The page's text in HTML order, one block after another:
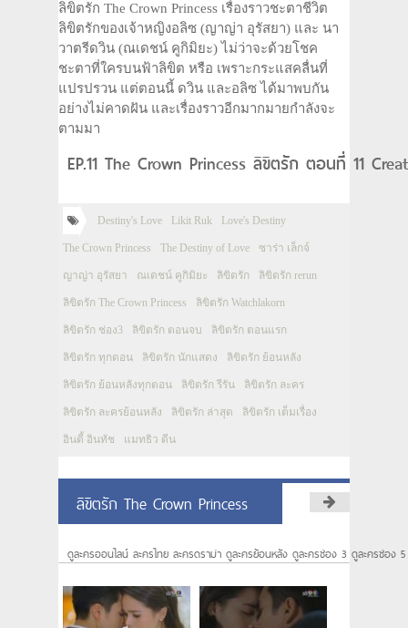
ลิขิตรัก The Crown Princess เรื่องราวชะตาชีวิต
ลิขิตรักของเจ้าหญิงอลิซ (ญาญ่า อุรัสยา) และ นา
วาตรีดวิน (ณเดชน์ คูกิมิยะ) ไม่ว่าจะด้วยโชค
ชะตาที่ใครบนฟ้าลิขิต หรือ เพราะกระแสคลื่นที่
แปรปรวน แต่ตอนนี้ ดวิน และอลิซ ได้มาพบกัน
อย่างไม่คาดฝัน และเรื่องราวอีกมากมายกำลังจะ
ตามมา
EP.11 The Crown Princess ลิขิตรัก ตอนที่ 11
Destiny's Love Likit Ruk Love's Destiny
The Crown Princess The Destiny of Love ซาร่า เล็กจ์
ญาญ่า อุรัสยา ณเดชน์ คูกิมิยะ ลิขิตรัก ลิขิตรัก rerun
ลิขิตรัก The Crown Princess ลิขิตรัก Watchlakorn
ลิขิตรัก ช่อง3 ลิขิตรัก ตอนจบ ลิขิตรัก ตอนแรก
ลิขิตรัก ทุกตอน ลิขิตรัก นักแสดง ลิขิตรัก ย้อนหลัง
ลิขิตรัก ย้อนหลังทุกตอน ลิขิตรัก รีรัน ลิขิตรัก ละคร
ลิขิตรัก ละครย้อนหลัง ลิขิตรัก ล่าสุด ลิขิตรัก เต็มเรื่อง
อินดี้ อินทัช แมทธิว ดีน
ลิขิตรัก The Crown Princess
ดูละครออนไลน์ ละครไทย ละครดราม่า ดูละครย้อนหลัง ดูละครช่อง 3 ดูละครช่อง